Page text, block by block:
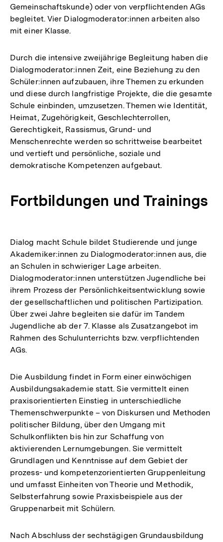
Gemeinschaftskunde) oder von verpflichtenden AGs
begleitet. Vier Dialogmoderator:innen arbeiten also
mit einer Klasse.
Durch die intensive zweijährige Begleitung haben die
Dialogmoderator:innen Zeit, eine Beziehung zu den
Schüler:innen aufzubauen, ihre Themen zu erkunden
und diese durch langfristige Projekte, die die gesamte
Schule einbinden, umzusetzen. Themen wie Identität,
Heimat, Zugehörigkeit, Geschlechterrollen,
Gerechtigkeit, Rassismus, Grund- und
Menschenrechte werden so schrittweise bearbeitet
und vertieft und persönliche, soziale und
demokratische Kompetenzen aufgebaut.
Fortbildungen und Trainings
Dialog macht Schule bildet Studierende und junge
Akademiker:innen zu Dialogmoderator:innen aus, die
an Schulen in schwieriger Lage arbeiten.
Dialogmoderator:innen unterstützen Jugendliche bei
ihrem Prozess der Persönlichkeitsentwicklung sowie
der gesellschaftlichen und politischen Partizipation.
Über zwei Jahre begleiten sie dafür im Tandem
Jugendliche ab der 7. Klasse als Zusatzangebot im
Rahmen des Schulunterrichts bzw. verpflichtenden
AGs.
Die Ausbildung findet in Form einer einwöchigen
Ausbildungsakademie statt. Sie vermittelt einen
praxisorientierten Einstieg in unterschiedliche
Themenschwerpunkte – von Diskursen und Methoden
politischer Bildung, über den Umgang mit
Schulkonflikten bis hin zur Schaffung von
aktivierenden Lernumgebungen. Sie vermittelt
Grundlagen und Kenntnisse auf dem Gebiet der
prozess- und kompetenzorientierten Gruppenleitung
und umfasst Einheiten von Theorie und Methodik,
Selbsterfahrung sowie Praxisbeispiele aus der
Gruppenarbeit mit Schülern.
Nach Abschluss der sechstägigen Grundausbildung